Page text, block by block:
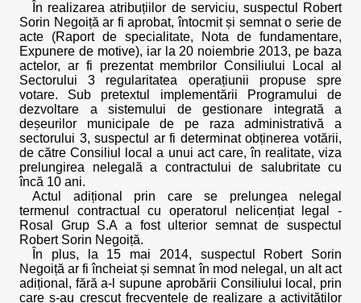
În realizarea atribuțiilor de serviciu, suspectul Robert
Sorin Negoiță ar fi aprobat, întocmit și semnat o serie de
acte (Raport de specialitate, Nota de fundamentare,
Expunere de motive), iar la 20 noiembrie 2013, pe baza
actelor, ar fi prezentat membrilor Consiliului Local al
Sectorului 3 regularitatea operațiunii propuse spre
votare. Sub pretextul implementării Programului de
dezvoltare a sistemului de gestionare integrată a
deșeurilor municipale de pe raza administrativă a
sectorului 3, suspectul ar fi determinat obținerea votării,
de către Consiliul local a unui act care, în realitate, viza
prelungirea nelegală a contractului de salubritate cu
încă 10 ani.
Actul adițional prin care se prelungea nelegal
termenul contractual cu operatorul nelicențiat legal -
Rosal Grup S.A a fost ulterior semnat de suspectul
Robert Sorin Negoiță.
În plus, la 15 mai 2014, suspectul Robert Sorin
Negoiță ar fi încheiat și semnat în mod nelegal, un alt act
adițional, fără a-l supune aprobării Consiliului local, prin
care s-au crescut frecvențele de realizare a activităților